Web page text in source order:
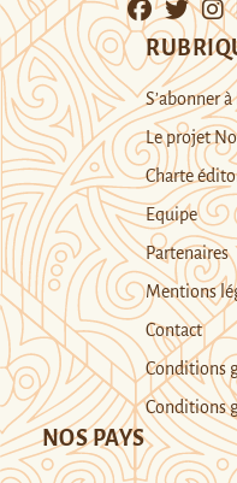
S’abonner
Le projet
Charte
Equipe
Partenaires
Mentions
Contact
Conditions
Conditions
NOS PAYS